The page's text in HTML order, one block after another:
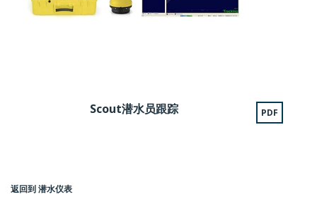
Scout潜水员跟踪 PDF
返回到 潜水仪表